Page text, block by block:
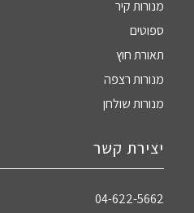
מנורות קיר
ספוטים
תאורת חוץ
מנורות רצפה
מנורות שולחן
יצירת קשר
04-622-5662‏